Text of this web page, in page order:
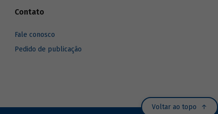
Contato
Fale conosco
Pedido de publicação
Voltar ao topo